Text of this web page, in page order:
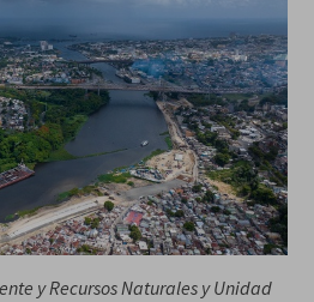
y Recursos Naturales y Unidad